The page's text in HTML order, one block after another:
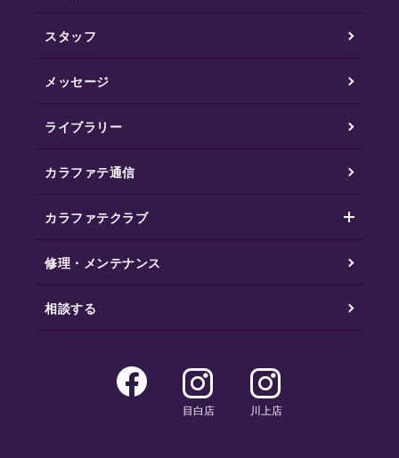
スタッフ
メッセージ
ライブラリー
カラファテ通信
カラファテクラブ
修理・メンテナンス
相談する
目白店 川上店